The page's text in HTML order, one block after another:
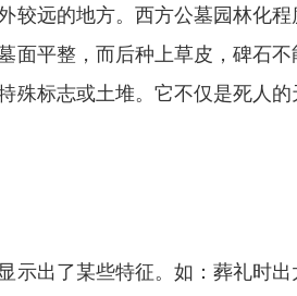
远的地方。西方公墓园林化
平整，而后种上草皮，碑石
标志或土堆。它不仅是死人
出了某些特征。如：葬礼时